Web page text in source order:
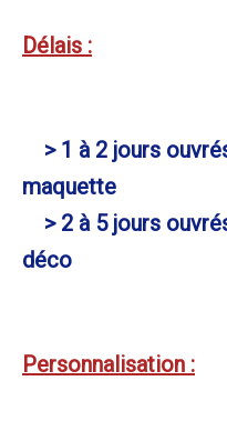
Délais :
> 1 à 2 jours
maquette
> 2 à 5 jours
déco
Personnalisation :